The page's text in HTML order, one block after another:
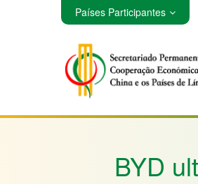
Angola Brasil
Países Participantes
BYD